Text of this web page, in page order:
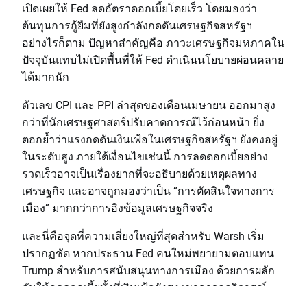
เปิดเผยให้ Fed ลดอัตราดอกเบี้ยโดยเร็ว โดยมองว่า
ต้นทุนการกู้ยืมที่ยังสูงกำลังกดดันเศรษฐกิจสหรัฐฯ
อย่างไรก็ตาม ปัญหาสำคัญคือ ภาวะเศรษฐกิจมหภาคใน
ปัจจุบันแทบไม่เปิดพื้นที่ให้ Fed ดำเนินนโยบายผ่อนคลาย
ได้มากนัก
ตัวเลข CPI และ PPI ล่าสุดของเดือนเมษายน ออกมาสูง
กว่าที่นักเศรษฐศาสตร์ปรับคาดการณ์ไว้ก่อนหน้า ยิ่ง
ตอกย้ำว่าแรงกดดันเงินเฟ้อในเศรษฐกิจสหรัฐฯ ยังคงอยู่
ในระดับสูง ภายใต้เงื่อนไขเช่นนี้ การลดดอกเบี้ยอย่าง
รวดเร็วอาจเป็นเรื่องยากที่จะอธิบายด้วยเหตุผลทาง
เศรษฐกิจ และอาจถูกมองว่าเป็น “การตัดสินใจทางการ
เมือง” มากกว่าการอิงข้อมูลเศรษฐกิจจริง
และนี่คือจุดที่ความเสี่ยงใหญ่ที่สุดสำหรับ Warsh เริ่ม
ปรากฏชัด หากประธาน Fed คนใหม่พยายามตอบแทน
Trump สำหรับการสนับสนุนทางการเมือง ด้วยการผลัก